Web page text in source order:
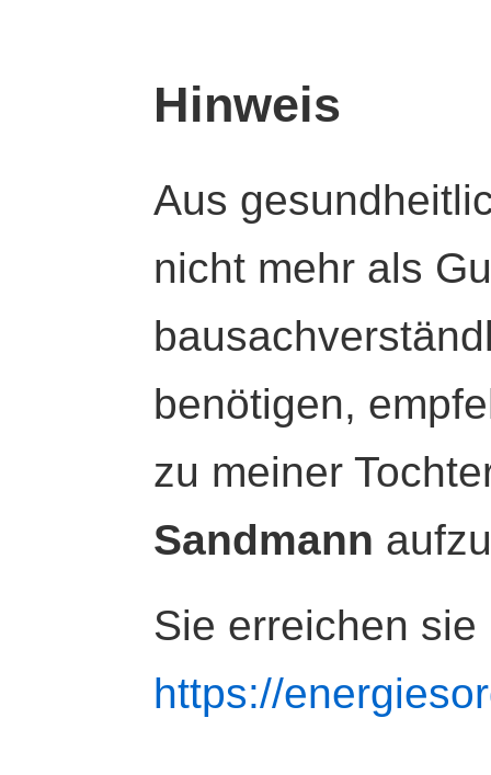
Hinweis
Aus
nicht mehr als
benötigen,
zu meiner
Sandmann
Sie erreichen sie
https://